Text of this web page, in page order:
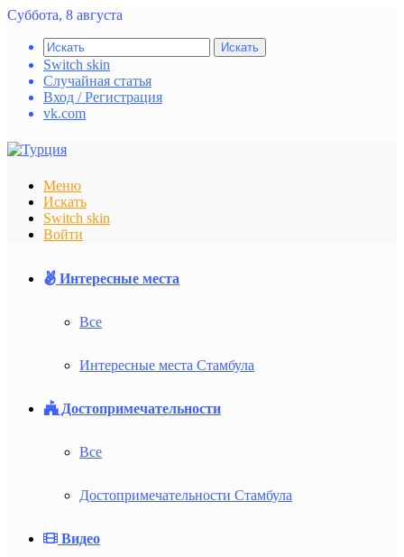
Суббота, 8 августа
Искать
Switch skin
Случайная статья
Вход / Регистрация
vk.com
Меню
Искать
Switch skin
Войти
Интересные места
Все
Интересные места Стамбула
Достопримечательности
Все
Достопримечательности Стамбула
Видео